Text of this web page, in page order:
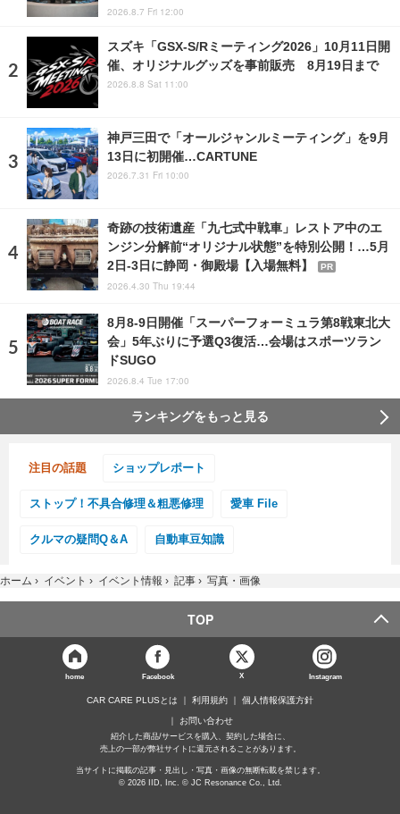
2026.8.7 Fri 12:00
スズキ「GSX-S/Rミーティング2026」10月11日開
催、オリジナルグッズを事前販売 8月19日まで
2026.8.8 Sat 11:00
神戸三田で「オールジャンルミーティング」を9月
13日に初開催…CARTUNE
2026.7.31 Fri 10:00
奇跡の技術遺産「九七式中戦車」レストア中のエ
ンジン分解前“オリジナル状態”を特別公開！…5月
2日-3日に静岡・御殿場【入場無料】
PR
2026.4.30 Thu 19:44
8月8‐9日開催「スーパーフォーミュラ第8戦東北大
会」5年ぶりに予選Q3復活…会場はスポーツラン
ドSUGO
2026.8.4 Tue 17:00
ランキングをもっと見る
注目の話題 ショップレポート
ストップ！不具合修理＆粗悪修理 愛車 File
クルマの疑問Q＆A 自動車豆知識
ホーム › イベント › イベント情報 › 記事 › 写真・画像
TOP
home Facebook X Instagram
CAR CARE PLUSとは 利用規約 個人情報保護方針
お問い合わせ
紹介した商品/サービスを購入、契約した場合に、
売上の一部が弊社サイトに還元されることがあります。
当サイトに掲載の記事・見出し・写真・画像の無断転載を禁じます。
© 2026 IID, Inc. © JC Resonance Co., Ltd.